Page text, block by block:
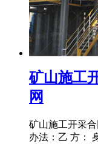
矿山施工
网
矿山施工开采
办法：乙 方：